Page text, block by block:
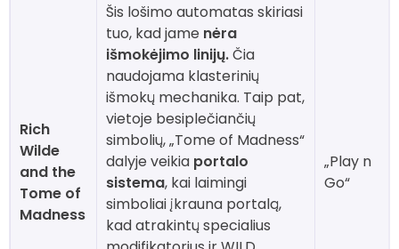
Rich
Wilde
and the
Tome of
Madness
Šis lošimo automatas skiriasi
tuo, kad jame nėra
išmokėjimo linijų.Čia
naudojama klasterinių
išmokų mechanika. Taip pat,
vietoje besiplečiančių
simbolių, „Tome of Madness“
dalyje veikia portalo
sistema, kai laimingi
simboliai įkrauna portalą,
kad atrakintų specialius
„Play n
Go“